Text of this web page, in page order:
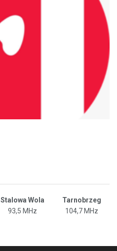
Stalowa Wola
Tarnobrzeg
93,5 MHz 104,7 MHz